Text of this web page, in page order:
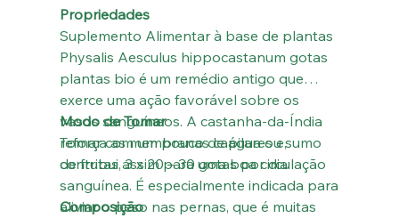
Propriedades
Suplemento Alimentar à base de plantas
Physalis Aesculus hippocastanum gotas
plantas bio é um remédio antigo que
exerce uma ação favorável sobre os
vasos sanguíneos. A castanha-da-Índia
reforça as membranas capilares e,
contribui assim para uma boa circulação
sanguínea. É especialmente indicada para
aliviar o peso nas pernas, que é muitas
Modo de Tomar
Tomar com um pouco de água ou sumo
de frutas, 3 x 20 – 30 gotas por dia.
Composição